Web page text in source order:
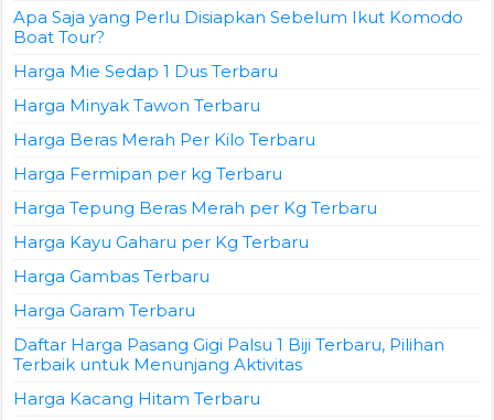
Apa Saja yang Perlu Disiapkan Sebelum Ikut Komodo
Boat Tour?
Harga Mie Sedap 1 Dus Terbaru
Harga Minyak Tawon Terbaru
Harga Beras Merah Per Kilo Terbaru
Harga Fermipan per kg Terbaru
Harga Tepung Beras Merah per Kg Terbaru
Harga Kayu Gaharu per Kg Terbaru
Harga Gambas Terbaru
Harga Garam Terbaru
Daftar Harga Pasang Gigi Palsu 1 Biji Terbaru, Pilihan
Terbaik untuk Menunjang Aktivitas
Harga Kacang Hitam Terbaru